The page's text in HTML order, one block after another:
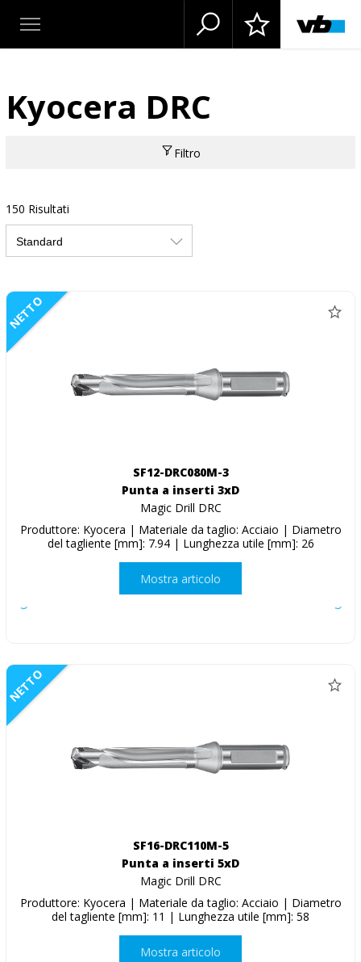
Kyocera DRC
Filtro
150 Risultati
NETTO
SF12-DRC080M-3
Punta a inserti 3xD
Magic Drill DRC
Produttore: Kyocera | Materiale da taglio: Acciaio | Diametro
del tagliente [mm]: 7.94 | Lunghezza utile [mm]: 26
Mostra articolo
NETTO
SF16-DRC110M-5
Punta a inserti 5xD
Magic Drill DRC
Produttore: Kyocera | Materiale da taglio: Acciaio | Diametro
del tagliente [mm]: 11 | Lunghezza utile [mm]: 58
Mostra articolo